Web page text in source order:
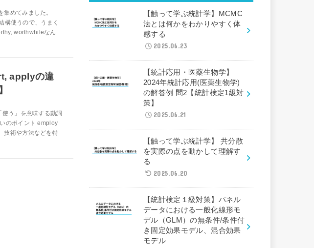
集めてみました。
構使うので、うまく
worthwhileなん
applyの違
う」を意味する動詞
のポイント employ
技術や方法などを特
【触って学ぶ統計学】MCMC
法とは何かをわかりやすく体
感する
2025.06.23
【統計応用・医薬生物学】
2024年統計応用(医薬生物学)
の解答例 問2【統計検定1級対
策】
2025.06.21
【触って学ぶ統計学】 共分散
を実際の点を動かして理解す
る
2025.06.20
【統計検定１級対策】パネル
データにおける一般化線形モ
デル（GLM）の無条件/条件付
き固定効果モデル、混合効果
モデル